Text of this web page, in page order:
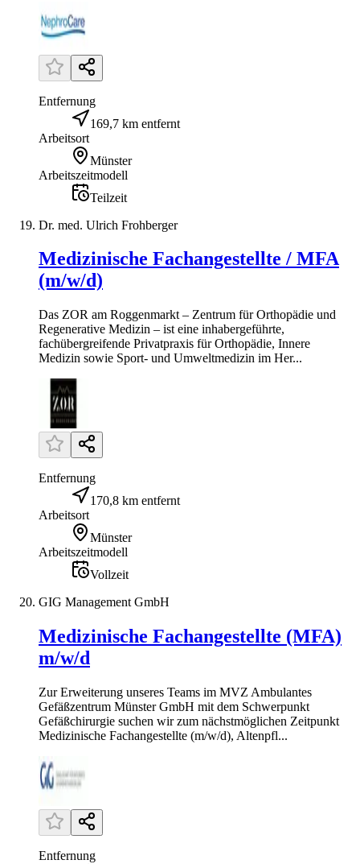
Entfernung
169,7 km entfernt
Arbeitsort
Münster
Arbeitszeitmodell
Teilzeit
Dr. med. Ulrich Frohberger
Medizinische Fachangestellte / MFA
(m/w/d)
Das ZOR am Roggenmarkt – Zentrum für Orthopädie und
Regenerative Medizin – ist eine inhabergeführte,
fachübergreifende Privatpraxis für Orthopädie, Innere
Medizin sowie Sport- und Umweltmedizin im Her...
Entfernung
170,8 km entfernt
Arbeitsort
Münster
Arbeitszeitmodell
Vollzeit
GIG Management GmbH
Medizinische Fachangestellte (MFA)
m/w/d
Zur Erweiterung unseres Teams im MVZ Ambulantes
Gefäßzentrum Münster GmbH mit dem Schwerpunkt
Gefäßchirurgie suchen wir zum nächstmöglichen Zeitpunkt
Medizinische Fachangestellte (m/w/d), Altenpfl...
Entfernung